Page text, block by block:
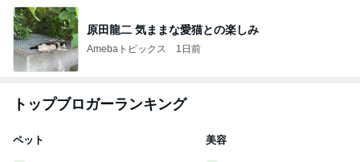
原田龍二 気ままな愛猫との楽しみ
Amebaトピックス 1日前
トップブロガーランキング
ペット 美容